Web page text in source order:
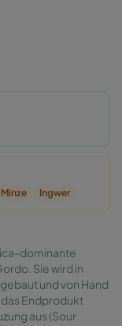
Minze Ingwer
dominante
Sie wird in
und von Hand
Endprodukt
aus (Sour